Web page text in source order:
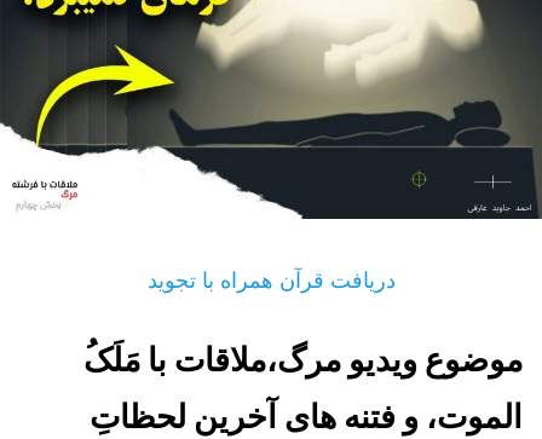
دریافت قرآن همراه با تجوید
موضوع ویدیو مرگ،ملاقات با مَلَکُ
الموت، و فتنه های آخرین لحظاتِ